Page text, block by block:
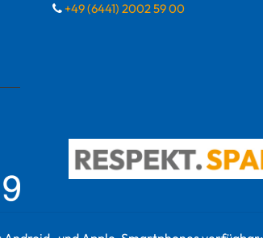
+49 (6441) 2002 59 00